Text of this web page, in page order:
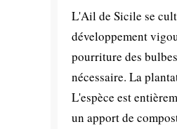
L'Ail de Sicile se
développement
pourriture des
nécessaire. La
L'espèce est
un apport de